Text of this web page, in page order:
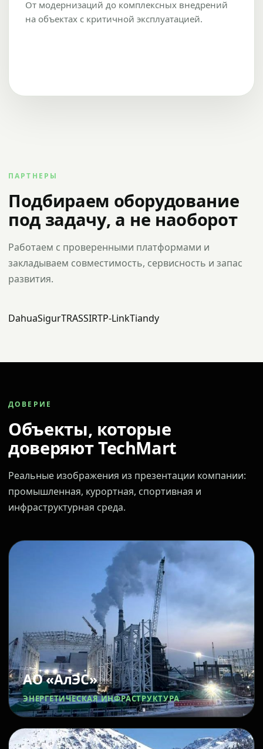
От модернизаций до комплексных внедрений
на объектах с критичной эксплуатацией.
ПАРТНЕРЫ
Подбираем оборудование
под задачу, а не наоборот
Работаем с проверенными платформами и
закладываем совместимость, сервисность и запас
развития.
DahuaSigurTRASSIRTP-LinkTiandy
ДОВЕРИЕ
Объекты, которые
доверяют TechMart
Реальные изображения из презентации компании:
промышленная, курортная, спортивная и
инфраструктурная среда.
АО «АлЭС»
ЭНЕРГЕТИЧЕСКАЯ ИНФРАСТРУКТУРА